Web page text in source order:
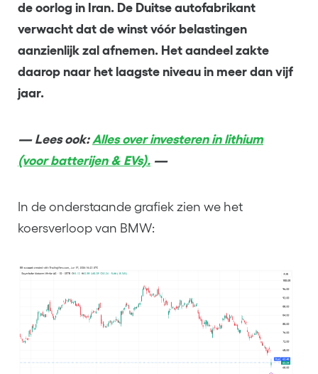
de oorlog in Iran. De Duitse autofabrikant
verwacht dat de winst vóór belastingen
aanzienlijk zal afnemen. Het aandeel zakte
daarop naar het laagste niveau in meer dan vijf
jaar.
— Lees ook:Alles over investeren in lithium
(voor batterijen & EVs). —
In de onderstaande grafiek zien we het
koersverloop van BMW: